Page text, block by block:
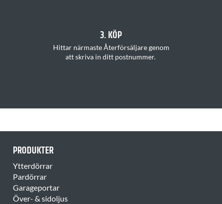
3. KÖP
Hittarnärmaste Återförsäljare genom
att skriva in ditt postnummer.
PRODUKTER
Ytterdörrar
Pardörrar
Garageportar
Över- & sidoljus